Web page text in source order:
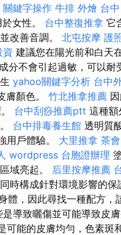
關鍵字操作 牛排 外燴 台
女性。 台中整復推拿 它
改善音調。 北屯按摩 護
資 建議您在陽光前和白天
分不會引起過敏，可以
yahoo關鍵字分析 台中
膚顏色。 竹北推拿推薦
台中刮痧推薦ptt 這種額
台中排毒養生館 透明質
用戶體驗。 大里推拿 茶會
wordpress 台胞證辦理
域亮起。 后里按摩推薦
時構成針對環境影響的保
體，因此尋找一種配方，
導致曬傷並可能導致皮膚
可能的皮膚均勻，色素斑